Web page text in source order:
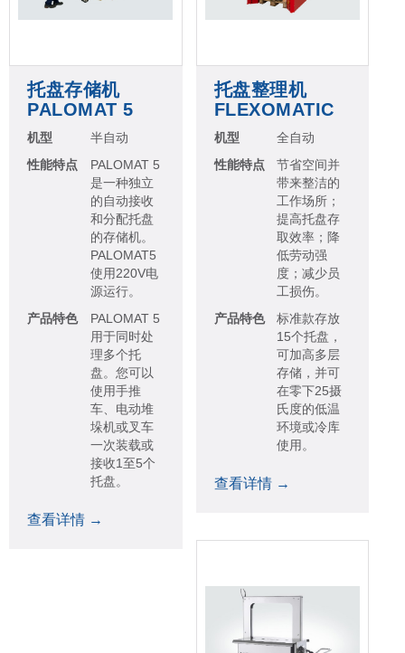
托盘存储机
PALOMAT 5
机型
半自动
性能特点
PALOMAT 5
是一种独立
的自动接收
和分配托盘
的存储机。
PALOMAT5
使用220V电
源运行。
产品特色
PALOMAT 5
用于同时处
理多个托
盘。您可以
使用手推
车、电动堆
垛机或叉车
一次装载或
接收1至5个
托盘。
查看详情 →
托盘整理机
FLEXOMATIC
机型
全自动
性能特点
节省空间并
带来整洁的
工作场所；
提高托盘存
取效率；降
低劳动强
度；减少员
工损伤。
产品特色
标准款存放
15个托盘，
可加高多层
存储，并可
在零下25摄
氏度的低温
环境或冷库
使用。
查看详情 →